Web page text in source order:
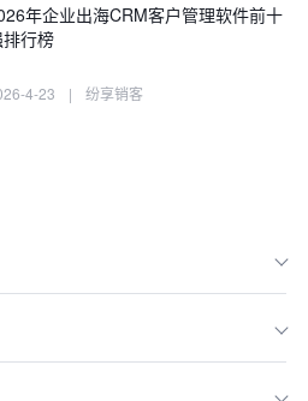
年企业出海CRM客户管理软件前十
行榜
4-23 | 纷享销客